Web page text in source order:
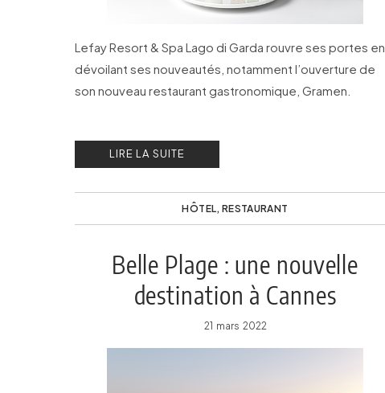
Lefay Resort & Spa Lago di Garda rouvre ses portes en
dévoilant ses nouveautés, notamment l’ouverture de
son nouveau restaurant gastronomique, Gramen.
LIRE LA SUITE
HÔTEL, RESTAURANT
Belle Plage : une nouvelle
destination à Cannes
21 mars 2022